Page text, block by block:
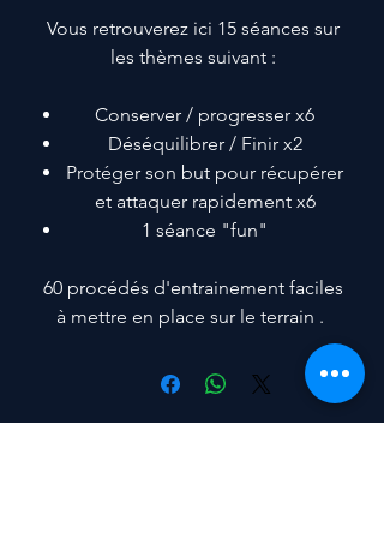
Vous retrouverez ici 15 séances sur
les thèmes suivant :
Conserver / progresser x6
Déséquilibrer / Finir x2
Protéger son but pour récupérer
et attaquer rapidement x6
1 séance "fun"
60 procédés d'entrainement faciles
à mettre en place sur le terrain .